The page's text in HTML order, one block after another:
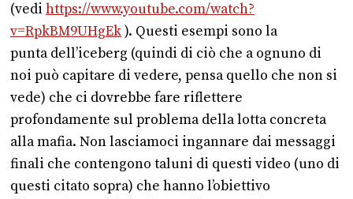
(vedi https://www.youtube.com/watch?
v=RpkBM9UHgEk). Questi esempi sono la
punta dell’iceberg (quindi di ciò che a ognuno di
noi può capitare di vedere, pensa quello che non si
vede) che ci dovrebbe fare riflettere
profondamente sul problema della lotta concreta
alla mafia. Non lasciamoci ingannare dai messaggi
finali che contengono taluni di questi video (uno di
questi citato sopra) che hanno l’obiettivo